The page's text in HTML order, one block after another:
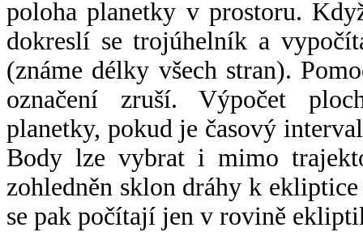
poloha planetky v prostoru.
dokreslí se trojúhelník a
(známe délky všech stran).
označení zruší. Výpočet
planetky, pokud je časový
Body lze vybrat i mimo
zohledněn sklon dráhy k
se pak počítají jen v rovině